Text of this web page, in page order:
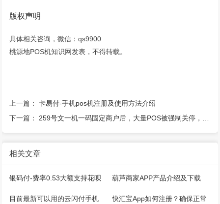
版权声明
具体相关咨询，微信：qs9900
桃源地POS机知识网发表，不得转载。
上一篇：卡易付-手机pos机注册及使用方法介绍
下一篇： 259号文一机一码固定商户后，大量POS被强制关停，该怎么解决？
相关文章
银码付-费率0.53大额支持花呗
微信，注册开通教程
葫芦商家APP产品介绍及下载
目前最新可以用的云闪付手机
快汇宝App如何注册？确保正常